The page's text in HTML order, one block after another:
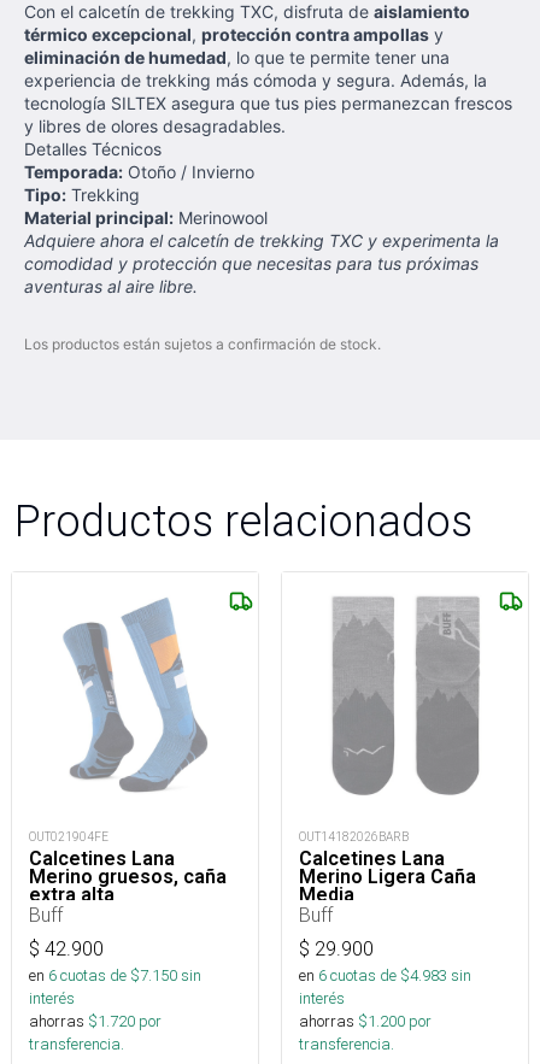
Con el calcetín de trekking TXC, disfruta de aislamiento
térmico excepcional, protección contra ampollas y
eliminación de humedad, lo que te permite tener una
experiencia de trekking más cómoda y segura. Además, la
tecnología SILTEX asegura que tus pies permanezcan frescos
y libres de olores desagradables.
Detalles Técnicos
Temporada: Otoño / Invierno
Tipo: Trekking
Material principal: Merinowool
Adquiere ahora el calcetín de trekking TXC y experimenta la
comodidad y protección que necesitas para tus próximas
aventuras al aire libre.
Los productos están sujetos a confirmación de stock.
Productos relacionados
OUT021904FE
Calcetines Lana
Merino gruesos, caña
extra alta
Buff
$ 42.900
en 6cuotas de $7.150sin
interés
ahorras $1.720 por
transferencia.
OUT14182026BARB
Calcetines Lana
Merino Ligera Caña
Media
Buff
$ 29.900
en 6cuotas de $4.983 sin
interés
ahorras $1.200 por
transferencia.